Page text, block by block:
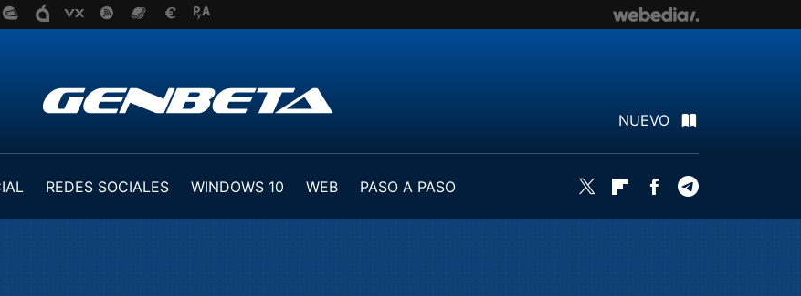
NUEVO
REDES SOCIALES WINDOWS 10 WEB
PASO A PASO
Twitter FlipboardFacebook